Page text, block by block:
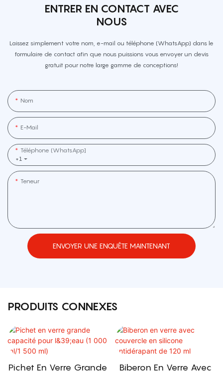
ENTRER EN CONTACT AVEC
NOUS
Laissez simplement votre nom, e-mail ou téléphone (WhatsApp) dans le
formulaire de contact afin que nous puissions vous envoyer un devis
gratuit pour notre large gamme de conceptions!
Nom
E-Mail
+1
Téléphone (WhatsApp]
Teneur
ENVOYER UNE ENQUÊTE MAINTENANT
PRODUITS CONNEXES
Pichet En Verre Grande Biberon En Verre Avec